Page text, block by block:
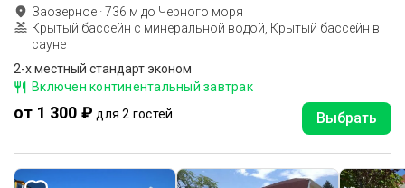
Заозерное ·736 м до Черного моря
Крытый бассейн с минеральной водой, Крытый бассейн в
сауне
2-x местный стандарт эконом
Включен континентальный завтрак
от 1 300 ₽ для 2 гостей Выбрать